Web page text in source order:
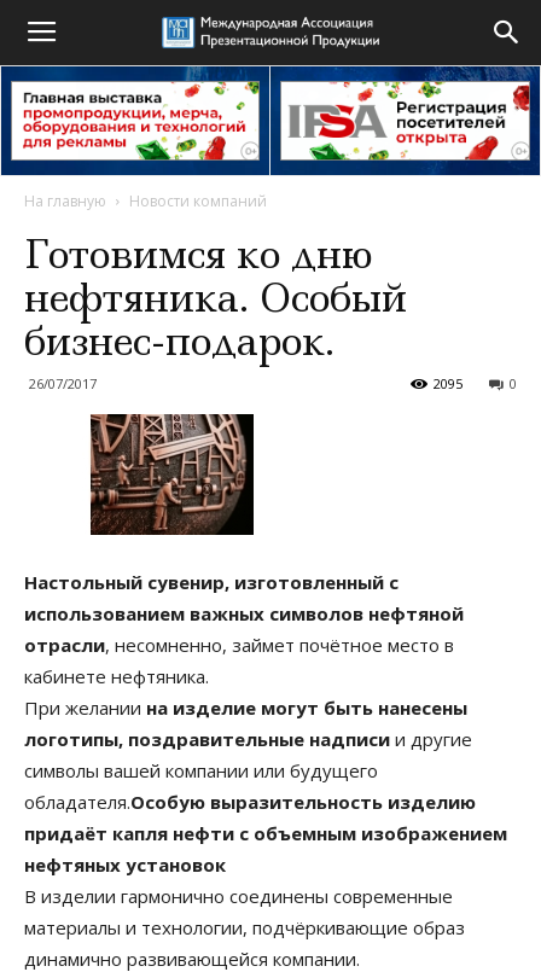
На главную Новости компаний
Готовимся ко дню
нефтяника. Особый
бизнес-подарок.
26/07/2017 0
2095
Настольный сувенир, изготовленный с
использованием важных символов нефтяной
отрасли, несомненно, займет почётное место в
кабинете нефтяника.
При желании на изделие могут быть нанесены
логотипы, поздравительные надписи и другие
символы вашей компании или будущего
обладателя.Особую выразительность изделию
придаёт капля нефти с объемным изображением
нефтяных установок
В изделии гармонично соединены современные
материалы и технологии, подчёркивающие образ
динамично развивающейся компании.